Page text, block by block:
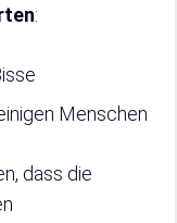
:
Menschen
dass die